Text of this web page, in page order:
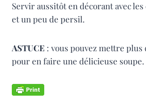
Servir aussitôt en décorant avec
et un peu de persil.
ASTUCE : vous pouvez mettre plus
pour en faire une délicieuse soupe.